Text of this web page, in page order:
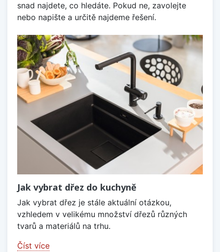
snad najdete, co hledáte. Pokud ne, zavolejte
nebo napište a určitě najdeme řešení.
Jak vybrat dřez do kuchyně
Jak vybrat dřez je stále aktuální otázkou,
vzhledem v velikému množství dřezů různých
tvarů a materiálů na trhu.
Číst více